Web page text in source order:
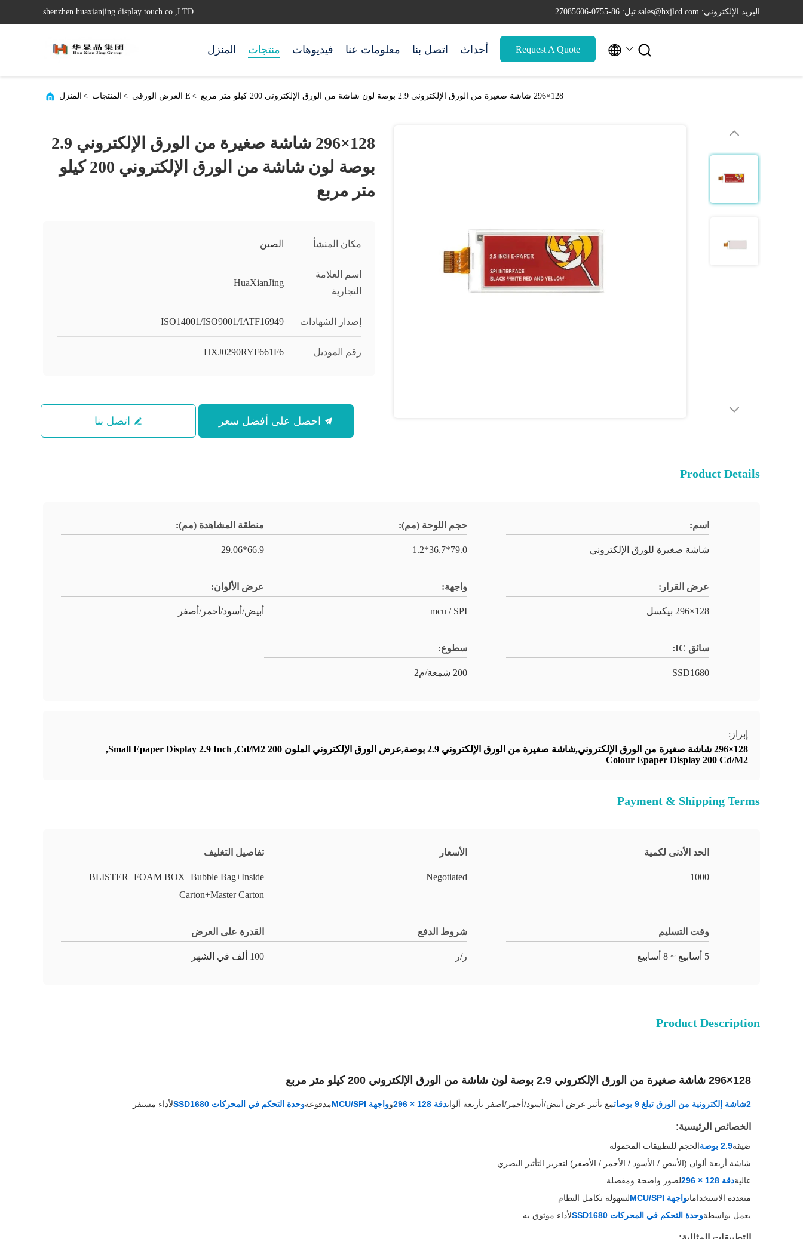
shenzhen huaxianjing display touch co.,LTD البريد الإلكتروني: sales@hxjlcd.com تيل: 86-0755-27085606
المنزل منتجات فيديوهات معلومات عنا اتصل بنا أحداث Request A Quote  
المنزل > المنتجات > E العرض الورقي > 128×296 شاشة صغيرة من الورق الإلكتروني 2.9 بوصة لون شاشة من الورق الإلكتروني 200 كيلو متر مربع
128×296 شاشة صغيرة من الورق الإلكتروني 2.9
بوصة لون شاشة من الورق الإلكتروني 200 كيلو
متر مربع
مكان المنشأ الصين
اسم العلامة
التجارية
HuaXianJing
إصدار الشهادات ISO14001/ISO9001/IATF16949
رقم الموديل HXJ0290RYF661F6
اتصل بنا
Product Details
اسم:
شاشة صغيرة للورق الإلكتروني
حجم اللوحة (مم):
79.0*36.7*1.2
منطقة المشاهدة (مم):
66.9*29.06
عرض القرار:
128×296 بيكسل
واجهة:
mcu / SPI
عرض الألوان:
أبيض/أسود/أحمر/أصفر
سائق IC:
SSD1680
سطوع:
200 شمعة/م2
إبراز:
128×296 شاشة صغيرة من الورق الإلكتروني,شاشة صغيرة من الورق الإلكتروني 2.9 بوصة,عرض الورق الإلكتروني الملون 200 Cd/M2
,
Small Epaper Display 2.9 Inch
,
Colour Epaper Display 200 Cd/M2
Payment & Shipping Terms
الحد الأدنى لكمية
1000
الأسعار
Negotiated
تفاصيل التغليف
BLISTER+FOAM BOX+Bubble Bag+Inside
Carton+Master Carton
وقت التسليم
5 أسابيع ~ 8 أسابيع
شروط الدفع
ر/ر
القدرة على العرض
100 ألف في الشهر
Product Description
128×296 شاشة صغيرة من الورق الإلكتروني 2.9 بوصة لون شاشة من الورق الإلكتروني 200 كيلو متر مربع
2شاشة إلكترونية من الورق تبلغ 9 بوصات مع تأثير عرض أبيض/أسود/أحمر/اصفر بأربعة ألواندقة 128 × 296 وواجهة MCU/SPI مدفوعةوحدة التحكم في المحركات SSD1680 لأداء مستقر
الخصائص الرئيسية:
ضيقة2.9 بوصة
الحجم للتطبيقات المحمولة
شاشة أربعة ألوان (الأبيض / الأسود / الأحمر / الأصفر) لتعزيز التأثير البصري
عاليةدقة 128 × 296
لصور واضحة ومفصلة
متعددة الاستخداماتواجهة MCU/SPI
لسهولة تكامل النظام
يعمل بواسطةوحدة التحكم في المحركات SSD1680 لأداء موثوق به